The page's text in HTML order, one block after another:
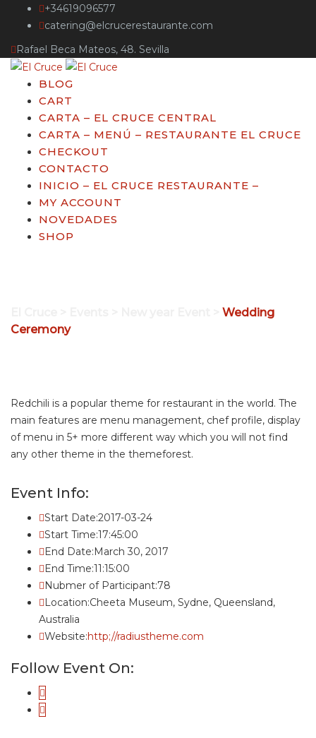
+34619096577
catering@elcrucerestaurante.com
Rafael Beca Mateos, 48. Sevilla
BLOG
CART
CARTA – EL CRUCE CENTRAL
CARTA – MENÚ – RESTAURANTE EL CRUCE
CHECKOUT
CONTACTO
INICIO – EL CRUCE RESTAURANTE –
MY ACCOUNT
NOVEDADES
SHOP
Wedding
Ceremony
Redchili is a popular theme for restaurant in the world. The
main features are menu management, chef profile, display
of menu in 5+ more different way which you will not find
any other theme in the themeforest.
Event Info:
Start Date:2017-03-24
Start Time:17:45:00
End Date: March 30, 2017
End Time:11:15:00
Nubmer of Participant:78
Location:Cheeta Museum, Sydne, Queensland,
Australia
Website:http;//radiustheme.com
Follow Event On: